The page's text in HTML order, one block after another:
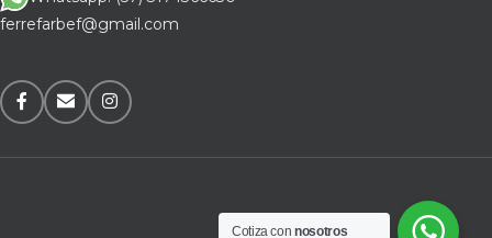
ferrefarbef@gmail.com
Cotiza connosotros